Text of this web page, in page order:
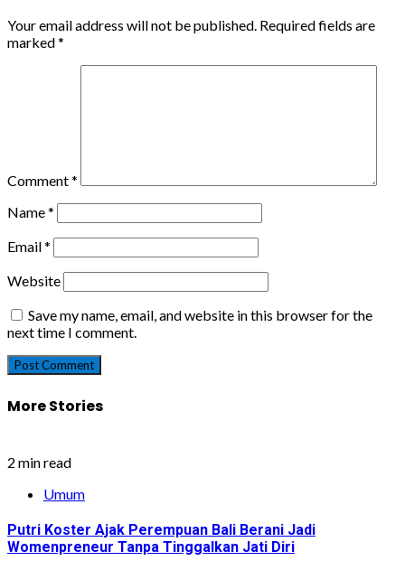
Your email address will not be published. Required fields are
marked*
Comment*
Name*
Email*
Website
Save my name, email, and website in this browser for the
next time I comment.
More Stories
2 min read
Umum
Putri Koster Ajak Perempuan Bali Berani Jadi
Womenpreneur Tanpa Tinggalkan Jati Diri